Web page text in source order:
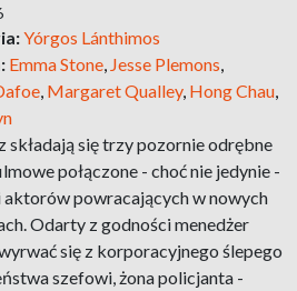
Yórgos Lánthimos
Emma Stone Jesse Plemons
Margaret Qualley, Hong Chau
składają się trzy pozornie odrębne
połączone - choć nie jedynie -
aktorów powracających w nowych
Odarty z godności menedżer
się z korporacyjnego ślepego
szefowi, żona policjanta -